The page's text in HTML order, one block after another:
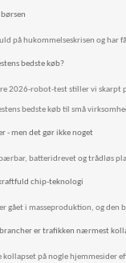
på hukommelseskrisen og har
bedste køb?
2026-robot-test stiller vi
bedste køb til små
- men det gør ikke noget
batteridrevet og trådløs
chip-teknologi
gået i masseproduktion, og
brancher er trafikken nærmest
på nogle hjemmesider